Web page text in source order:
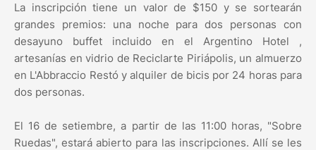
La inscripción tiene un valor de $150 y se sortearán
grandes premios: una noche para dos personas con
desayuno buffet incluido en el Argentino Hotel ,
artesanías en vidrio de Reciclarte Piriápolis, un almuerzo
en L'Abbraccio Restó y alquiler de bicis por 24 horas para
dos personas.
El 16 de setiembre, a partir de las 11:00 horas, "Sobre
Ruedas", estará abierto para las inscripciones. Allí se les